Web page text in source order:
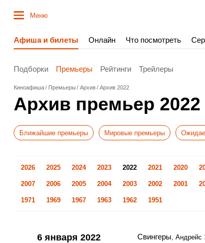
Меню
Афиша и билеты Онлайн Что посмотреть
Подборки Премьеры Рейтинги Трейлеры
Киноафиша Премьеры Архив Архив 2022
Архив премьер 2022
Ближайшие премьеры Мировые премьеры
2026 2025 2024 2023 2022 2021 2020
2007 2006 2005 2004 2003 2002 2001
1971 1969 1967 1963 1962 1951
6 января 2022 Свингеры, Андрейс